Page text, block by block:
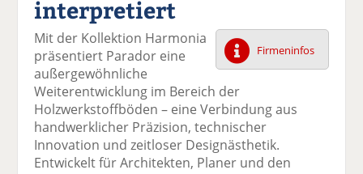
uf
F
ac
b
o
o
k
wi
tt
er
uf
Li
n
e
te
er
E
m
l
ck
e
interpretiert
Firmeninfos
Mit der Kollektion Harmonia
präsentiert Parador eine
außergewöhnliche
Weiterentwicklung im Bereich der
Holzwerkstoffböden – eine Verbindung aus
handwerklicher Präzision, technischer
Innovation und zeitloser Designästhetik.
Entwickelt für Architekten, Planer und den